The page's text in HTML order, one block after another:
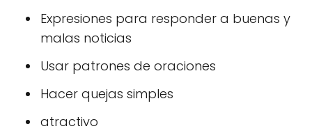
Expresiones para responder a buenas y
malas noticias
Usar patrones de oraciones
Hacer quejas simples
atractivo